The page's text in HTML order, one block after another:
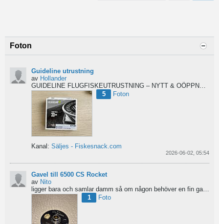
Foton
Guideline utrustning
av Hollander
GUIDELINE FLUGFISKEUTRUSTNING – NYTT & OÖPPNAT
5
Foton
Kanal: Säljes - Fiskesnack.com
2026-06-02, 05:54
Gavel till 6500 CS Rocket
av Nito
1
Foto